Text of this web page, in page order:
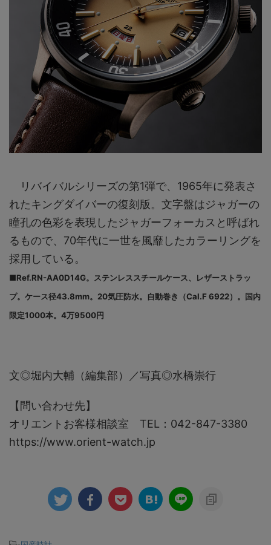
リバイバルシリーズの第1弾で、1965年に発表さ
れたキングダイバーの復刻版。文字盤はジャガーの
瞳孔の色彩を表現したジャガーフォーカスと呼ばれ
るもので、70年代に一世を風靡したカラーリングを
採用している。
■Ref.RN-AA0D14G。ステンレススチールケース、レザーストラッ
プ。ケース径43.8mm。20気圧防水。自動巻き（Cal.F 6922）。国内
限定1000本。4万9500円
文◎堀内大輔（編集部）／写真◎水橋崇行
【問い合わせ先】
オリエントお客様相談室 TEL：042-847-3380
https://www.orient-watch.jp